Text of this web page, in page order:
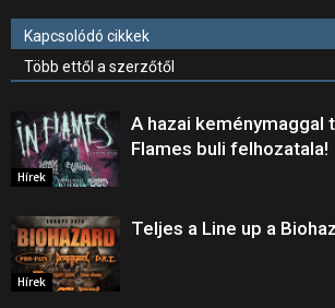
Kapcsolódó cikkek
Több ettől a szerzőtől
Hírek
A hazai keménymaggal
Flames buli felhozatala!
Hírek
Teljes a Line up a